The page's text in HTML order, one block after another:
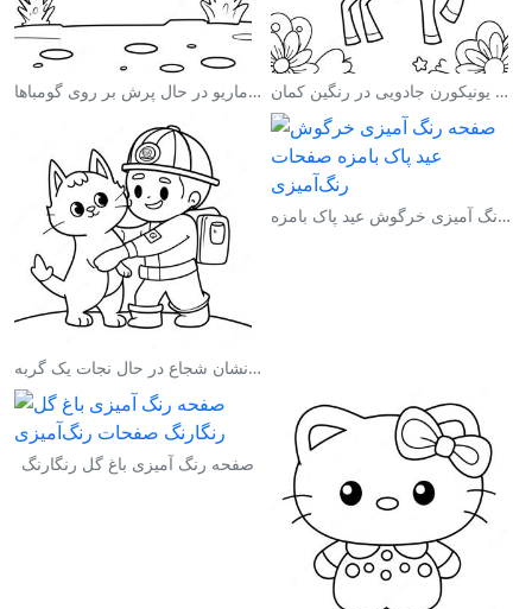
صفحه رنگ آمیزی ماریو در حال پرش بر روی گومباها صفحه رنگ آمیزی یونیکورن جادویی در رنگین کمان
صفحه رنگ آمیزی آتش‌نشان شجاع در حال نجات یک گربه
صفحه رنگ آمیزی خرگوش عید پاک بامزه
صفحه رنگ آمیزی باغ گل رنگارنگ